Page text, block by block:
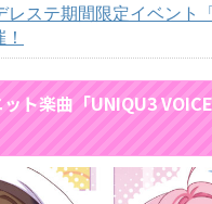
レステ期間限定イベント
ト楽曲「UNIQU3